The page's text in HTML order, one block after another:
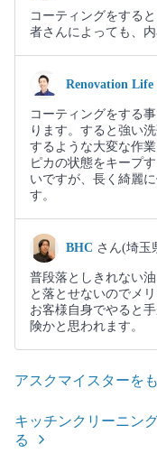
コーティングをする
者さんによっても、
Renovation Life
コーティングをする
ります。すると強い
するような大変な作
ピカの状態をキープ
いですが、長く綺麗
す。
BHC さん(埼玉
普段落としきれない
と落とせないのでメ
お客様自身でやると
険かと思われます。
アスクマイスターを
キッチンクリーニン
る